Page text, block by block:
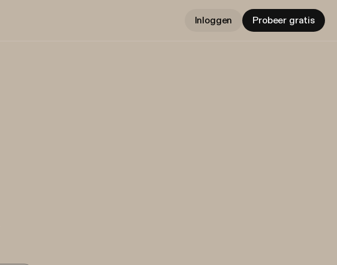
Inloggen Probeer gratis